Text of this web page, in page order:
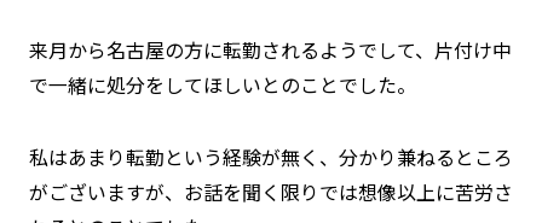
来月から名古屋の方に転勤されるようでして、片付け中
で一緒に処分をしてほしいとのことでした。
私はあまり転勤という経験が無く、分かり兼ねるところ
がございますが、お話を聞く限りでは想像以上に苦労さ